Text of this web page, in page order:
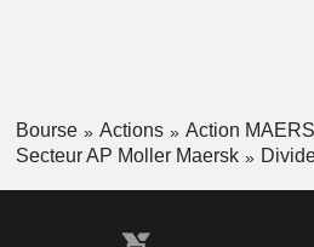
Bourse Actions
Action
Secteur AP Moller Maersk